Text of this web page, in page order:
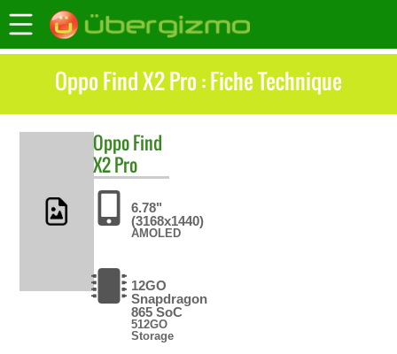
Oppo Find X2 Pro : Fiche Technique
OppoFind
X2 Pro
6.78"
(3168x1440)
AMOLED
12GO
Snapdragon
865 SoC
512GO
Storage